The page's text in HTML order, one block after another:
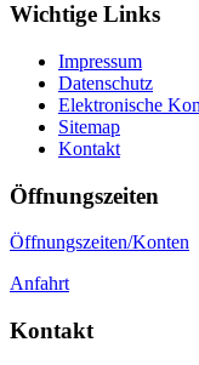
Wichtige Links
Impressum
Datenschutz
Elektronische
Sitemap
Kontakt
Öffnungszeiten
Öffnungszeiten/Konten
Anfahrt
Kontakt